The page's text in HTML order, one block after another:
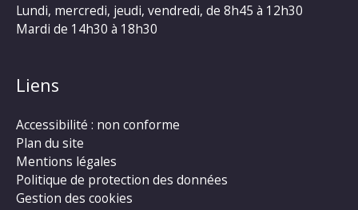
Lundi, mercredi, jeudi, vendredi, de 8h45 à 12h30
Mardi de 14h30 à 18h30
Liens
Accessibilité : non conforme
Plan du site
Mentions légales
Politique de protection des données
Gestion des cookies